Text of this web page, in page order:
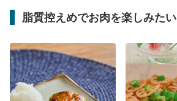
脂質控えめでお肉を楽しみたい